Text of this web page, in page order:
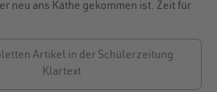
neu ans Käthe gekommen ist. Zeit für
Artikel in der Schülerzeitung
Klartext